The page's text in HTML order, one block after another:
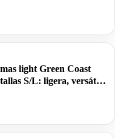
light Green Coast
S/L: ligera, versátil